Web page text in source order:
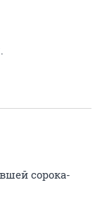
сорока-